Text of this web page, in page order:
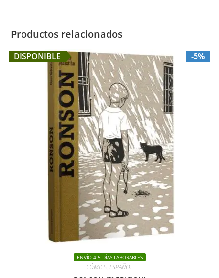
Productos relacionados
DISPONIBLE -5%
ENVÍO 4-5 DÍAS LABORABLES
CÓMICS, ESPAÑOL